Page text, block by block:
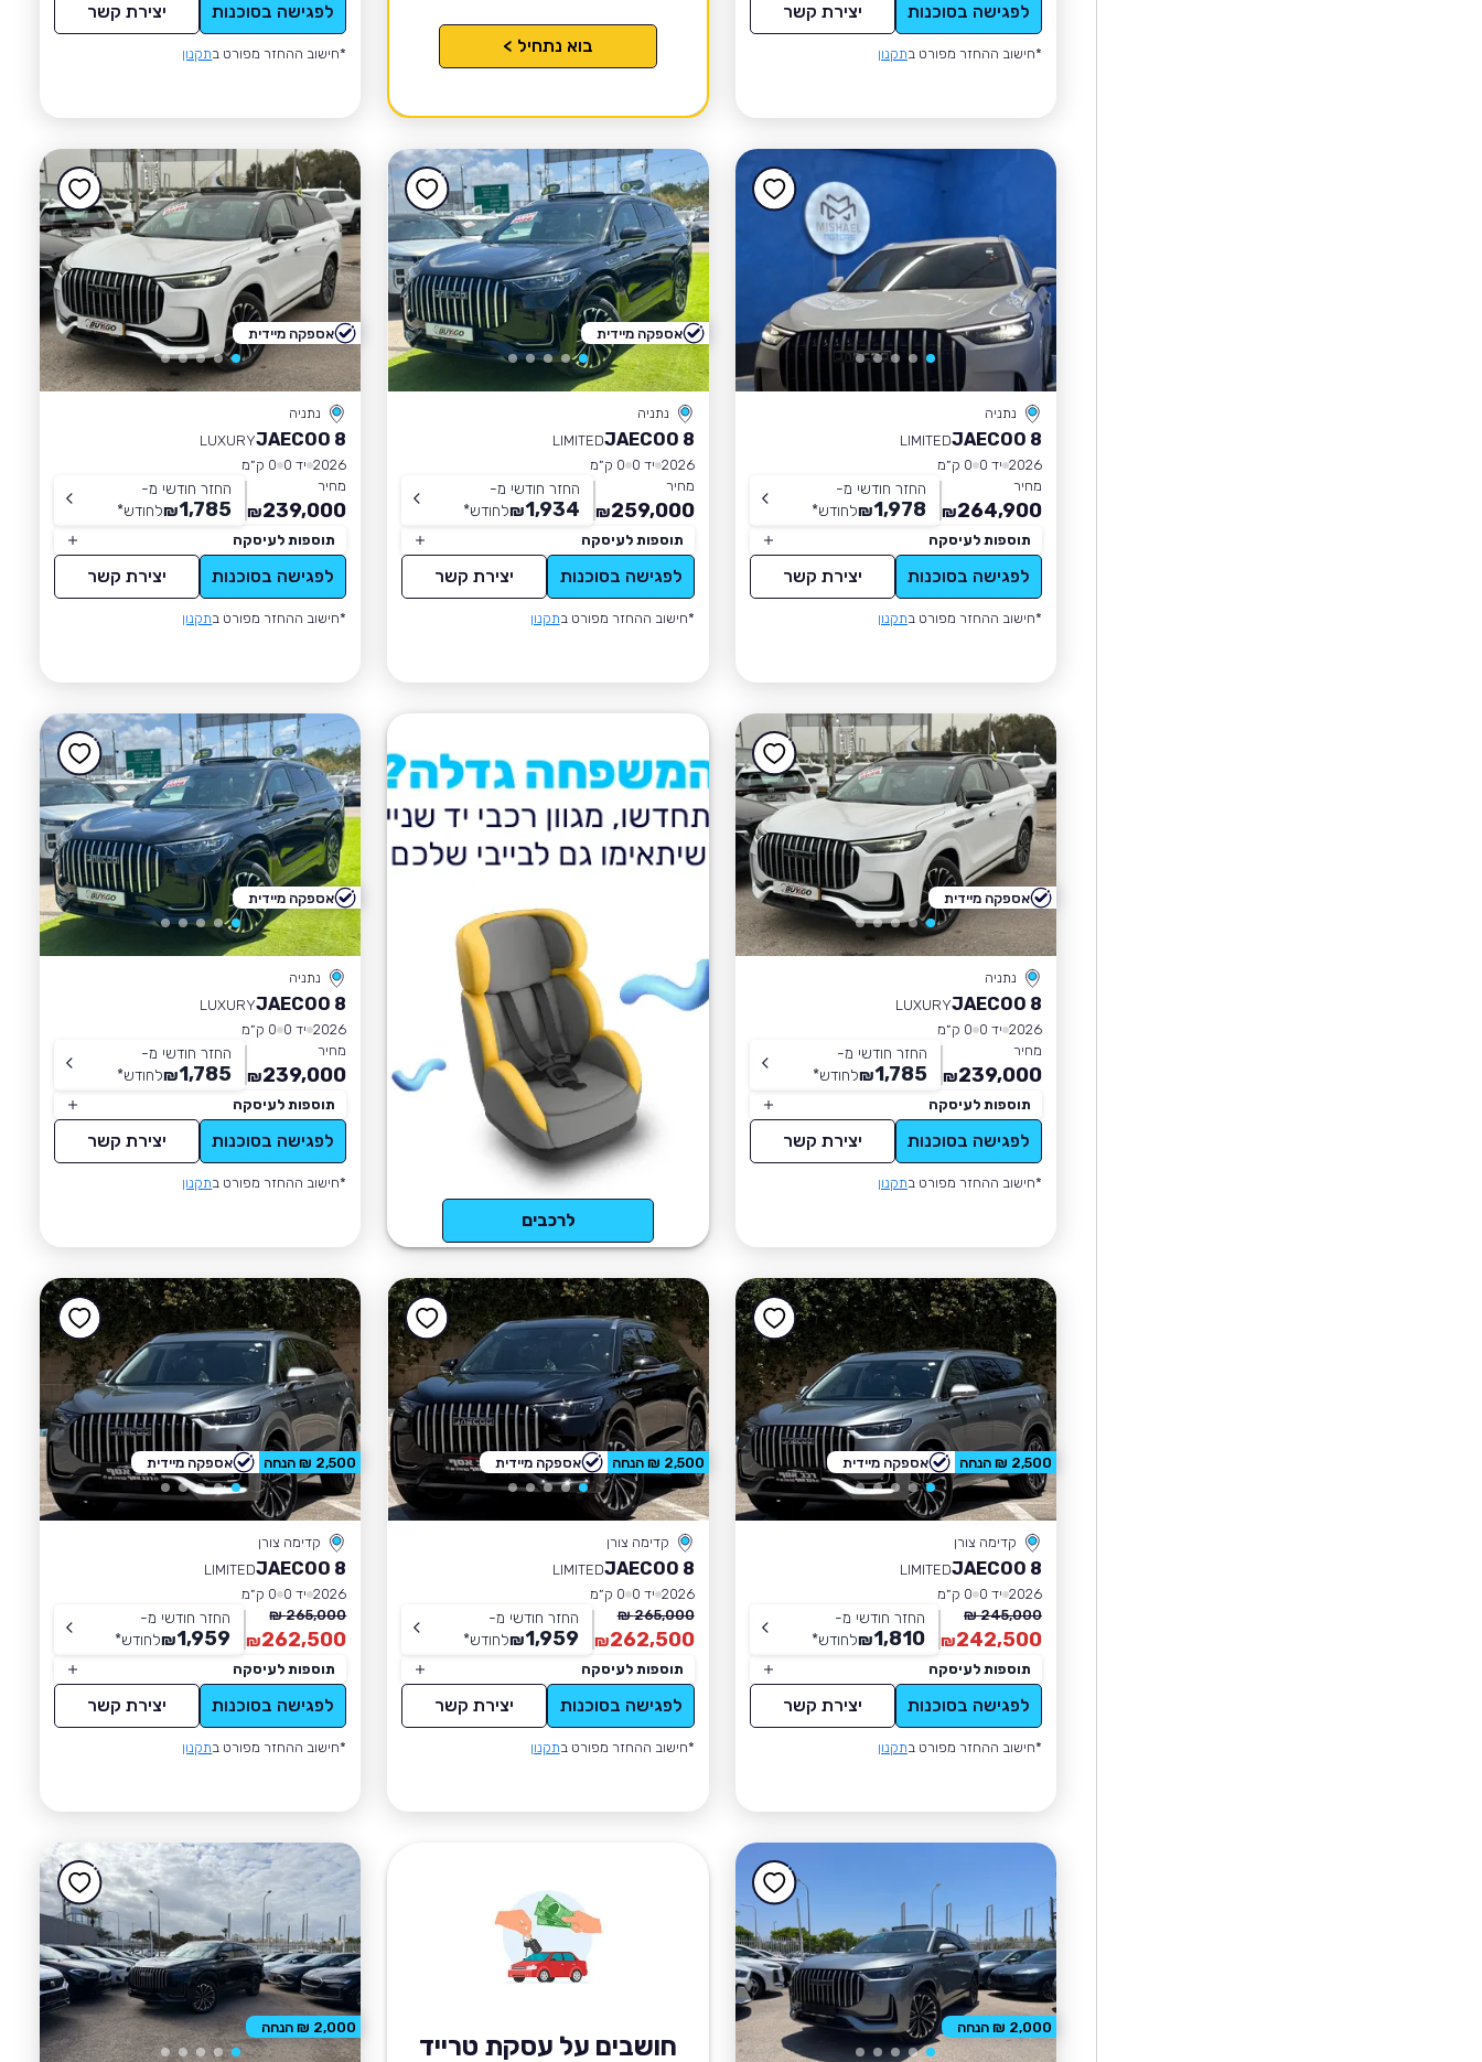
לפגישה בסוכנות יצירת קשר
*חישוב ההחזר מפורט בתקנון בוא נתחיל >
לפגישה בסוכנות יצירת קשר
*חישוב ההחזר מפורט בתקנון
נתניה
JAECOO 8
LIMITED
2026 יד 0
0 ק״מ
מחיר
264,900
₪
החזר חודשי מ-
1,978
₪לחודש*
תוספות לעיסקה
לפגישה בסוכנות יצירת קשר
*חישוב ההחזר מפורט בתקנון
נתניה
JAECOO 8
LIMITED
2026 יד 0
0 ק״מ
מחיר
259,000
₪
החזר חודשי מ-
1,934
₪לחודש*
תוספות לעיסקה
לפגישה בסוכנות יצירת קשר
*חישוב ההחזר מפורט בתקנון
אספקה מיידית
נתניה
JAECOO 8
LUXURY
2026 יד 0
0 ק״מ
מחיר
239,000
₪
החזר חודשי מ-
1,785
₪לחודש*
תוספות לעיסקה
לפגישה בסוכנות יצירת קשר
*חישוב ההחזר מפורט בתקנון
אספקה מיידית
נתניה
JAECOO 8
LUXURY
2026 יד 0
0 ק״מ
מחיר
239,000
₪
החזר חודשי מ-
1,785
₪לחודש*
תוספות לעיסקה
לפגישה בסוכנות יצירת קשר
*חישוב ההחזר מפורט בתקנון
אספקה מיידית
לרכבים
נתניה
JAECOO 8
LUXURY
2026 יד 0
0 ק״מ
מחיר
239,000
₪
החזר חודשי מ-
1,785
₪לחודש*
תוספות לעיסקה
לפגישה בסוכנות יצירת קשר
*חישוב ההחזר מפורט בתקנון
אספקה מיידית
קדימה צורן
JAECOO 8
LIMITED
2026 יד 0
0 ק״מ
245,000 ₪
242,500
₪
החזר חודשי מ-
1,810
₪לחודש*
תוספות לעיסקה
לפגישה בסוכנות יצירת קשר
*חישוב ההחזר מפורט בתקנון
2,500 ₪ הנחה אספקה מיידית
קדימה צורן
JAECOO 8
LIMITED
2026 יד 0
0 ק״מ
265,000 ₪
262,500
₪
החזר חודשי מ-
1,959
₪לחודש*
תוספות לעיסקה
לפגישה בסוכנות יצירת קשר
*חישוב ההחזר מפורט בתקנון
2,500 ₪ הנחה אספקה מיידית
קדימה צורן
JAECOO 8
LIMITED
2026 יד 0
0 ק״מ
265,000 ₪
262,500
₪
החזר חודשי מ-
1,959
₪לחודש*
תוספות לעיסקה
לפגישה בסוכנות יצירת קשר
*חישוב ההחזר מפורט בתקנון
2,500 ₪ הנחה אספקה מיידית
2,000 ₪ הנחה
חושבים על עסקת טרייד
2,000 ₪ הנחה